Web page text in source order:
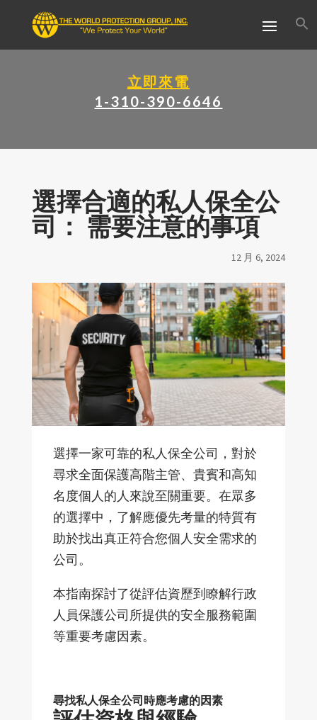
立即來電
1-310-390-6646
選擇合適的私人保全公
司： 需要注意的事項
12 月 6, 2024
選擇一家可靠的私人保全公司，對於
尋求全面保護高階主管、貴賓和高知
名度個人的人來說至關重要。在眾多
的選擇中，了解應優先考量的特質有
助於找出真正符合您個人安全需求的
公司。
本指南探討了從評估資歷到瞭解行政
人員保護公司所提供的安全服務範圍
等重要考慮因素。
尋找私人保全公司時應考慮的因素